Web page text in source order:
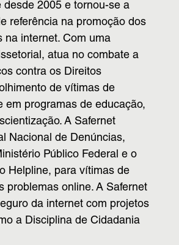
desde 2005 e tornou-se a
referência na promoção dos
na internet. Com uma
atua no combate a
contra os Direitos
de vítimas de
em programas de educação,
A Safernet
Nacional de Denúncias,
Público Federal e o
Helpline, para vítimas de
problemas online. A Safernet
da internet com projetos
a Disciplina de Cidadania